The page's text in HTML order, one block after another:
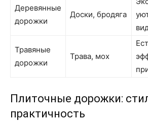
Деревянные
дорожки
Доски, бродяга
Травяные
дорожки
Трава, мох
Плиточные дорожки:
практичность